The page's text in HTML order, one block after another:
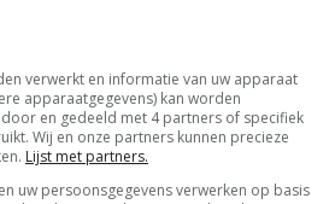
€ 134,00 € 0,00
kg
verwerkt en informatie van uw apparaat
apparaatgegevens) kan worden
en gedeeld met 4 partners of specifiek
Wij en onze partners kunnen precieze
Lijst met partners.
uw persoonsgegevens verwerken op basis